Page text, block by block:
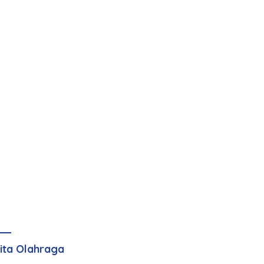
Olahraga